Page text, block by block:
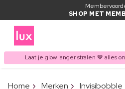
SHOP MET
Laat je glow langer stralen 🤎 alles
Home Merken Invisibobble